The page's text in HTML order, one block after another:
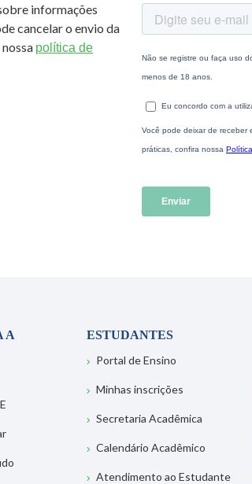
informações
cancelar o envio da
política de
A
ESTUDANTES
Portal de Ensino
Minhas inscrições
Secretaria Acadêmica
Calendário Acadêmico
Atendimento ao Estudante